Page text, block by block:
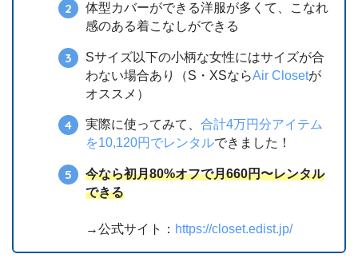
体型カバーができる洋服が多くて、こなれ
感のある着こなしができる
Sサイズ以下の小柄な女性にはサイズが合
わない場合あり（S・XSならAir Closetが
オススメ）
実際に使ってみて、 合計4万円分アイテム
を10,120円でレンタルできました！
今なら初月80%オフで月660円〜レンタル
できる
→公式サイト： https://closet.edist.jp/